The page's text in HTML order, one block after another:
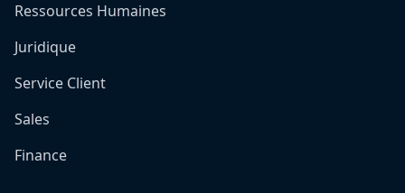
Ressources Humaines
Juridique
Service Client
Sales
Finance